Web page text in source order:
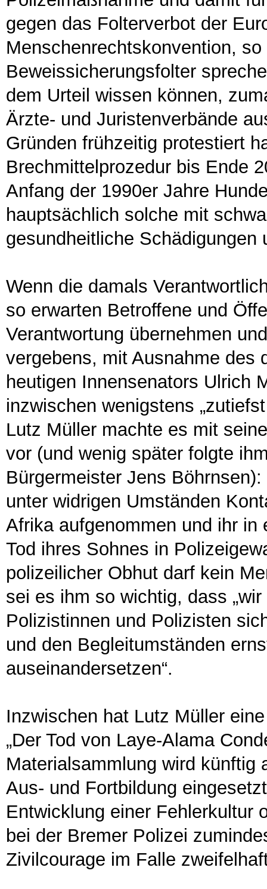
gegen das Folterverbot der
Menschenrechtskonvention,
Beweissicherungsfolter
dem Urteil wissen können,
Ärzte- und Juristenverbände
Gründen frühzeitig protestiert
Brechmittelprozedur bis Ende
Anfang der 1990er Jahre
hauptsächlich solche mit
gesundheitliche Schädigungen
Wenn die damals
so erwarten Betroffene und
Verantwortung übernehmen
vergebens, mit Ausnahme des
heutigen Innensenators Ulrich
inzwischen wenigstens
Lutz Müller machte es mit
vor (und wenig später folgte
Bürgermeister Jens
unter widrigen Umständen
Afrika aufgenommen und ihr
Tod ihres Sohnes in
polizeilicher Obhut darf kein
sei es ihm so wichtig, dass
Polizistinnen und Polizisten
und den Begleitumständen
auseinandersetzen“.
Inzwischen hat Lutz Müller
„Der Tod von Laye-Alama
Materialsammlung wird künftig
Aus- und Fortbildung
Entwicklung einer Fehlerkultur
bei der Bremer Polizei
Zivilcourage im Falle